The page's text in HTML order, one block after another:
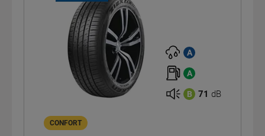
A
A
B 71 dB
CONFORT